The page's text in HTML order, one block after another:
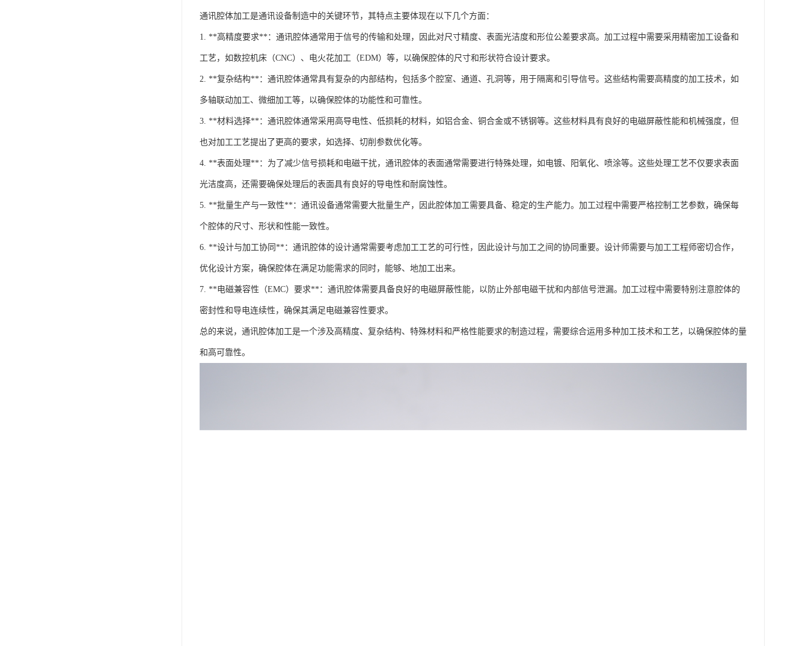
通讯腔体加工是通讯设备制造中的关键环节，其特点主要体现在以下几个方面：
1. **高精度要求**：通讯腔体通常用于信号的传输和处理，因此对尺寸精度、表面光洁度和形位公差要求高。加工过程中需要采用精密加工设备和
工艺，如数控机床（CNC）、电火花加工（EDM）等，以确保腔体的尺寸和形状符合设计要求。
2. **复杂结构**：通讯腔体通常具有复杂的内部结构，包括多个腔室、通道、孔洞等，用于隔离和引导信号。这些结构需要高精度的加工技术，如
多轴联动加工、微细加工等，以确保腔体的功能性和可靠性。
3. **材料选择**：通讯腔体通常采用高导电性、低损耗的材料，如铝合金、铜合金或不锈钢等。这些材料具有良好的电磁屏蔽性能和机械强度，但
也对加工工艺提出了更高的要求，如选择、切削参数优化等。
4. **表面处理**：为了减少信号损耗和电磁干扰，通讯腔体的表面通常需要进行特殊处理，如电镀、阳氧化、喷涂等。这些处理工艺不仅要求表面
光洁度高，还需要确保处理后的表面具有良好的导电性和耐腐蚀性。
5. **批量生产与一致性**：通讯设备通常需要大批量生产，因此腔体加工需要具备、稳定的生产能力。加工过程中需要严格控制工艺参数，确保每
个腔体的尺寸、形状和性能一致性。
6. **设计与加工协同**：通讯腔体的设计通常需要考虑加工工艺的可行性，因此设计与加工之间的协同重要。设计师需要与加工工程师密切合作，
优化设计方案，确保腔体在满足功能需求的同时，能够、地加工出来。
7. **电磁兼容性（EMC）要求**：通讯腔体需要具备良好的电磁屏蔽性能，以防止外部电磁干扰和内部信号泄漏。加工过程中需要特别注意腔体的
密封性和导电连续性，确保其满足电磁兼容性要求。
总的来说，通讯腔体加工是一个涉及高精度、复杂结构、特殊材料和严格性能要求的制造过程，需要综合运用多种加工技术和工艺，以确保腔体的量
和高可靠性。